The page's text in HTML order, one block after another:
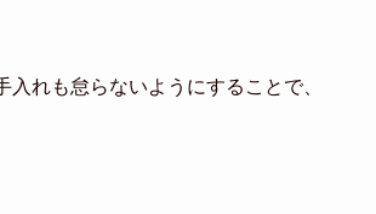
れも怠らないようにすることで、